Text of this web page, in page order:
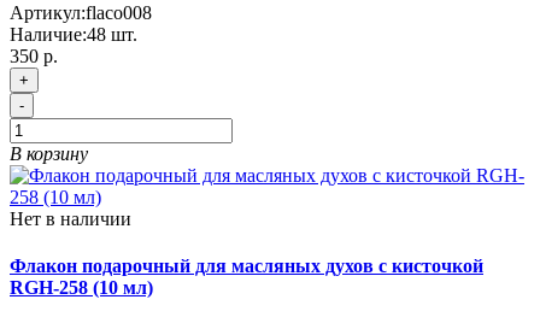
Артикул:flaco008
Наличие:48 шт.
350 р.
+
-
В корзину
Нет в наличии
Флакон подарочный для масляных духов с кисточкой
RGH-258 (10 мл)